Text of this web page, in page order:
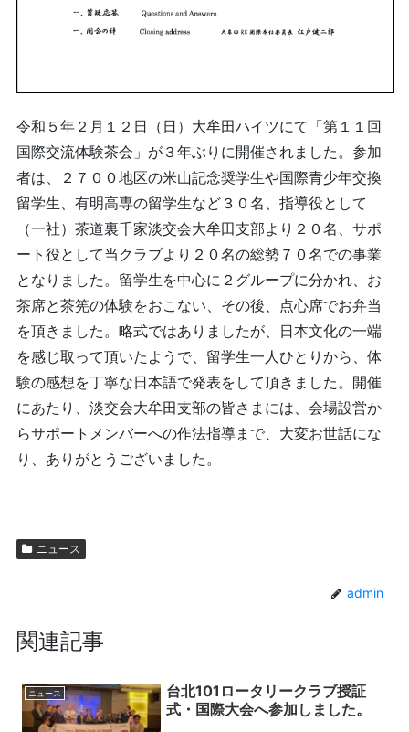
令和５年２月１２日（日）大牟田ハイツにて「第１１回
国際交流体験茶会」が３年ぶりに開催されました。参加
者は、２７００地区の米山記念奨学生や国際青少年交換
留学生、有明高専の留学生など３０名、指導役として
（一社）茶道裏千家淡交会大牟田支部より２０名、サポ
ート役として当クラブより２０名の総勢７０名での事業
となりました。留学生を中心に２グループに分かれ、お
茶席と茶筅の体験をおこない、その後、点心席でお弁当
を頂きました。略式ではありましたが、日本文化の一端
を感じ取って頂いたようで、留学生一人ひとりから、体
験の感想を丁寧な日本語で発表をして頂きました。開催
にあたり、淡交会大牟田支部の皆さまには、会場設営か
らサポートメンバーへの作法指導まで、大変お世話にな
り、ありがとうございました。
ニュース
admin
関連記事
ニュース
台北101ロータリークラブ授証
式・国際大会へ参加しました。